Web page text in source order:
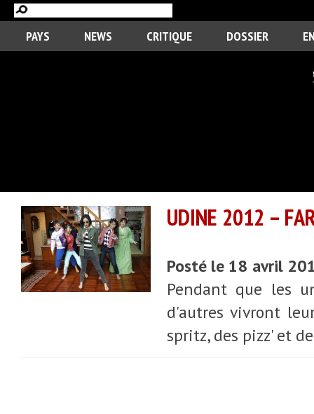
PAYS NEWS CRITIQUE DOSSIER
UDINE 2012 –
Posté le 18 avril
Pendant que les
d'autres vivront
spritz, des pizz' et